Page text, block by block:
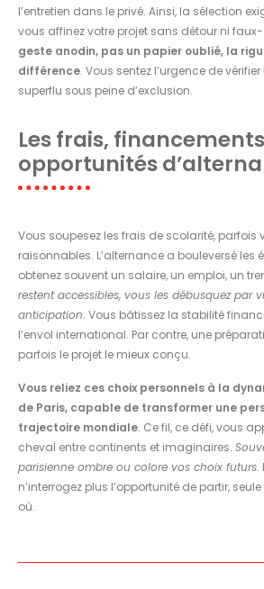
l’entretien dans le privé. Ainsi, la sélection
vous affinez votre projet sans détour ni
geste anodin, pas un papier oublié, la
différence. Vous sentez l’urgence de
superflu sous peine d’exclusion.
Les frais,
opportunités
Vous soupesez les frais de scolarité, parfois
raisonnables. L’alternance a bouleversé les
obtenez souvent un salaire, un emploi, un
restent accessibles, vous les débusquez par
anticipation. Vous bâtissez la stabilité
l’envol international. Par contre, une
parfois le projet le mieux conçu.
Vous reliez ces choix personnels à la
de Paris, capable de transformer une
trajectoire mondiale. Ce fil, ce défi, vous
cheval entre continents et imaginaires.
parisienne ombre ou colore vos choix futurs.
n’interrogez plus l’opportunité de partir,
où.